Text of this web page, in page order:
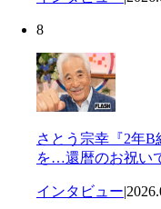
8
さとう宗幸『2年
を…還暦のお祝い
インタビュー|